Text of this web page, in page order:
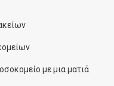
με μια ματιά